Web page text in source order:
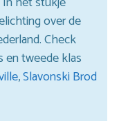
over de
Check
en tweede klas
,Slavonski Brod